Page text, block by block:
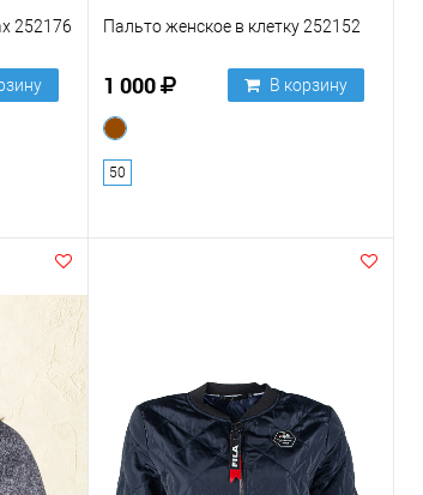
252176 Пальто женское в клетку 252152
1 000 В корзину
50